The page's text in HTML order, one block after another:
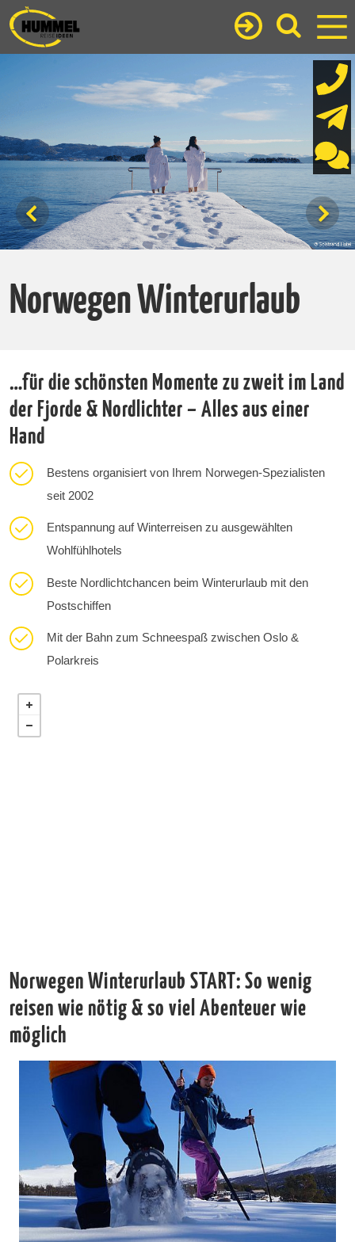
Norwegen Winterurlaub
…für die schönsten Momente zu zweit im Land
der Fjorde & Nordlichter – Alles aus einer
Hand
Bestens organisiert von Ihrem Norwegen-Spezialisten
seit 2002
Entspannung auf Winterreisen zu ausgewählten
Wohlfühlhotels
Beste Nordlichtchancen beim Winterurlaub mit den
Postschiffen
Mit der Bahn zum Schneespaß zwischen Oslo &
Polarkreis
Norwegen Winterurlaub START: So wenig
reisen wie nötig & so viel Abenteuer wie
möglich